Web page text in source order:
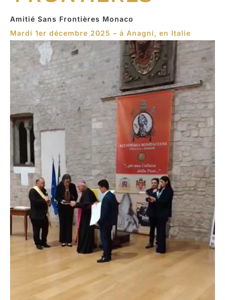
Amitié Sans Frontières Monaco
Mardi 1er décembre 2025 – à Anagni, en Italie